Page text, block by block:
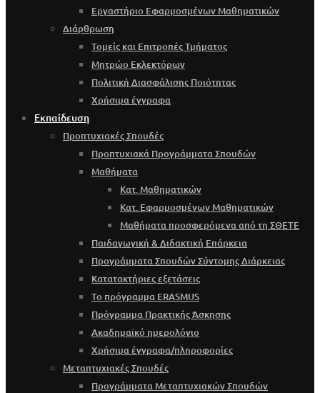
Εργαστήριο Εφαρμοσμένων Μαθηματικών
Διάρθρωση
Τομείς και Επιτροπές Τμήματος
Μητρώο Εκλεκτόρων
Πολιτική Διασφάλισης Ποιότητας
Χρήσιμα έγγραφα
Εκπαίδευση
Προπτυχιακές Σπουδές
Προπτυχιακά Προγράμματα Σπουδών
Μαθήματα
Κατ. Μαθηματικών
Κατ. Εφαρμοσμένων Μαθηματικών
Μαθήματα προσφερόμενα από τη ΣΘΕΤΕ
Παιδαγωγική & Διδακτική Επάρκεια
Προγράμματα Σπουδών Σύντομης Διάρκειας
Κατατακτήριες εξετάσεις
Το πρόγραμμα ERASMUS
Πρόγραμμα Πρακτικής Άσκησης
Ακαδημαϊκό ημερολόγιο
Χρήσιμα έγγραφα/πληροφορίες
Μεταπτυχιακές Σπουδές
Προγράμματα Μεταπτυχιακών Σπουδών